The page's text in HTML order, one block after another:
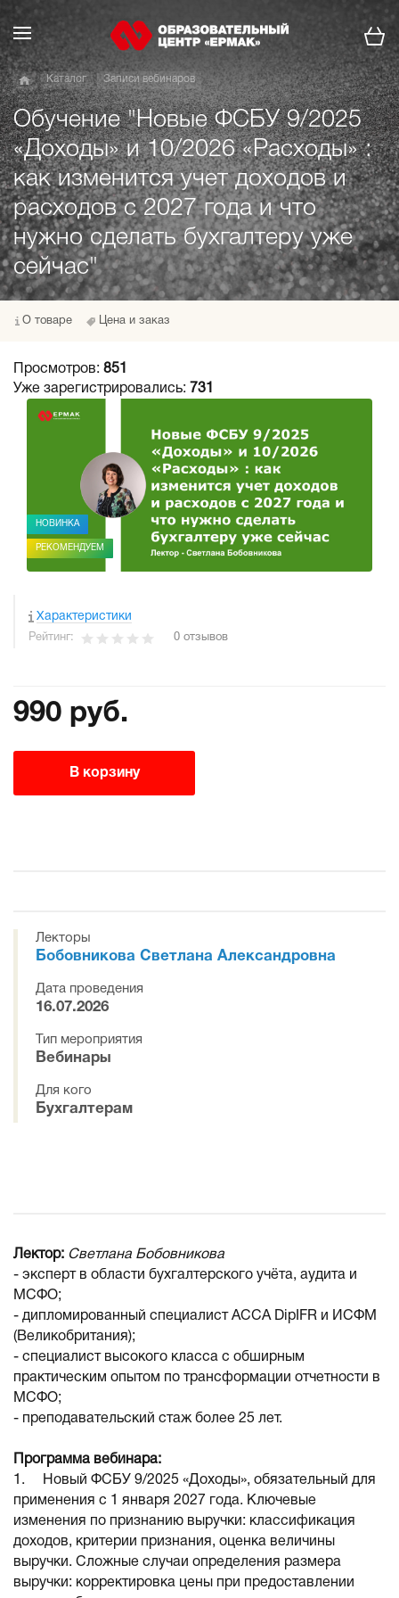
Каталог Записи вебинаров
Обучение "Новые ФСБУ 9/2025
«Доходы» и 10/2026 «Расходы» :
как изменится учет доходов и
расходов с 2027 года и что
нужно сделать бухгалтеру уже
сейчас"
О товаре Цена и заказ
Просмотров: 851
Уже зарегистрировались: 731
НОВИНКА
РЕКОМЕНДУЕМ
Характеристики
Рейтинг: 0 отзывов
990 руб.
В корзину
Лекторы
Бобовникова Светлана Александровна
Дата проведения
16.07.2026
Тип мероприятия
Вебинары
Для кого
Бухгалтерам
Лектор: Светлана Бобовникова
- эксперт в области бухгалтерского учёта, аудита и
МСФО;
- дипломированный специалист АССА DipIFR и ИСФМ
(Великобритания);
- специалист высокого класса с обширным
практическим опытом по трансформации отчетности в
МСФО;
- преподавательский стаж более 25 лет.
Программа вебинара:
1. Новый ФСБУ 9/2025 «Доходы», обязательный для
применения с 1 января 2027 года. Ключевые
изменения по признанию выручки: классификация
доходов, критерии признания, оценка величины
выручки. Сложные случаи определения размера
выручки: корректировка цены при предоставлении